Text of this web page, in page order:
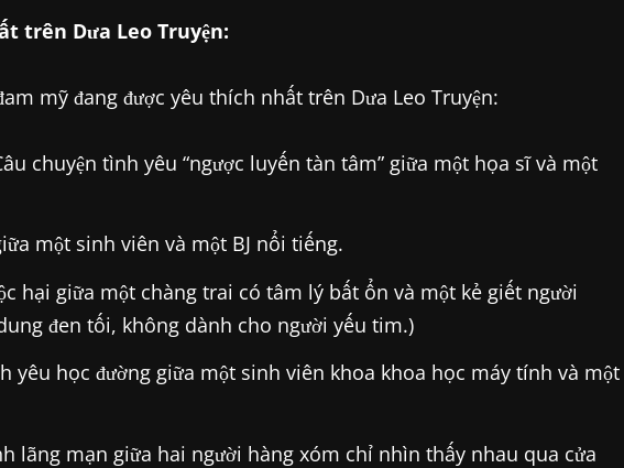
trên Dưa Leo Truyện:
mỹ đang được yêu thích nhất trên Dưa Leo Truyện:
chuyện tình yêu “ngược luyến tàn tâm” giữa một họa sĩ và một
một sinh viên và một BJ nổi tiếng.
hại giữa một chàng trai có tâm lý bất ổn và một kẻ giết người
đen tối, không dành cho người yếu tim.)
yêu học đường giữa một sinh viên khoa khoa học máy tính và một
lãng mạn giữa hai người hàng xóm chỉ nhìn thấy nhau qua cửa